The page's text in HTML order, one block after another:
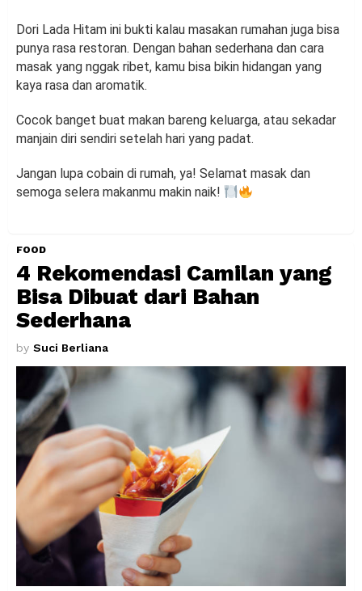
Dori Lada Hitam ini bukti kalau masakan rumahan juga bisa
punya rasa restoran. Dengan bahan sederhana dan cara
masak yang nggak ribet, kamu bisa bikin hidangan yang
kaya rasa dan aromatik.
Cocok banget buat makan bareng keluarga, atau sekadar
manjain diri sendiri setelah hari yang padat.
Jangan lupa cobain di rumah, ya! Selamat masak dan
semoga selera makanmu makin naik!
FOOD
4 Rekomendasi Camilan yang
Bisa Dibuat dari Bahan
Sederhana
by Suci Berliana